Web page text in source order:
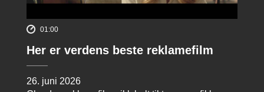
01:00
Her er verdens beste reklamefilm
26. juni 2026